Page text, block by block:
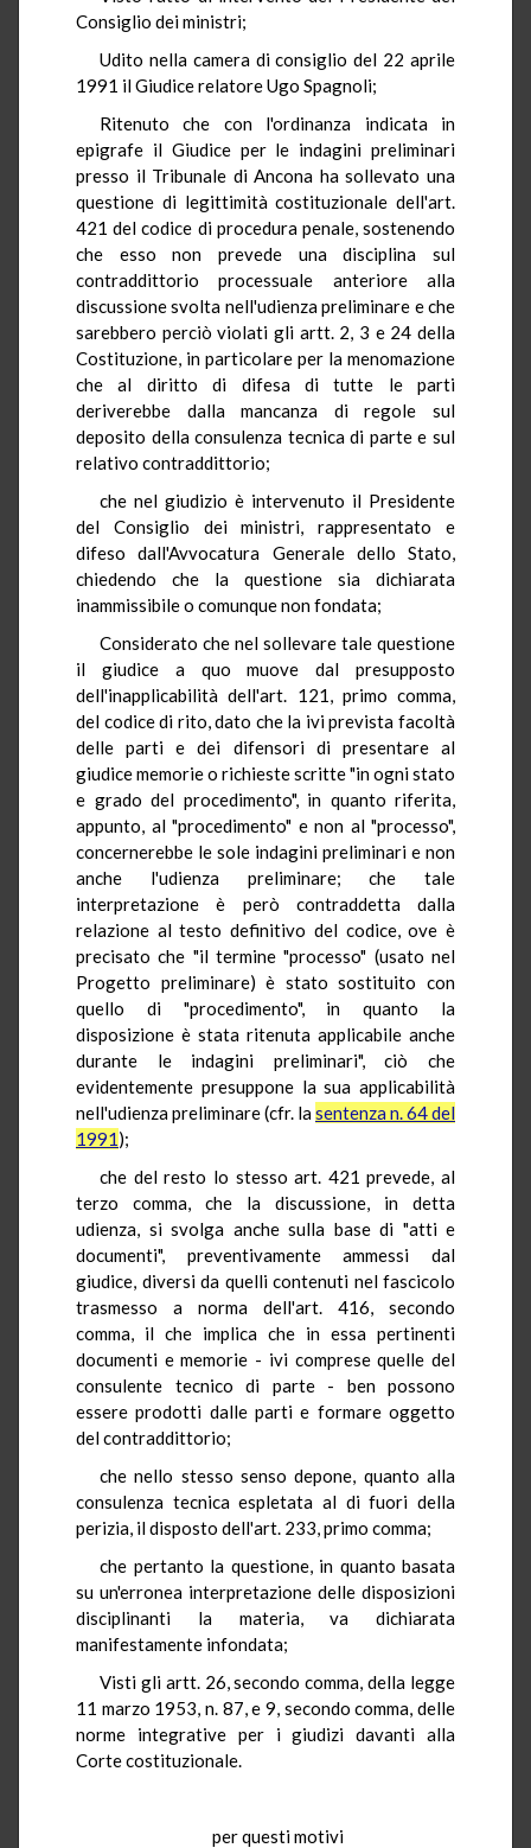
Consiglio dei ministri;
Udito nella camera di consiglio del 22 aprile
1991 il Giudice relatore Ugo Spagnoli;
Ritenuto che con l'ordinanza indicata in
epigrafe il Giudice per le indagini preliminari
presso il Tribunale di Ancona ha sollevato una
questione di legittimità costituzionale dell'art.
421 del codice di procedura penale, sostenendo
che esso non prevede una disciplina sul
contraddittorio processuale anteriore alla
discussione svolta nell'udienza preliminare e che
sarebbero perciò violati gli artt. 2, 3 e 24 della
Costituzione, in particolare per la menomazione
che al diritto di difesa di tutte le parti
deriverebbe dalla mancanza di regole sul
deposito della consulenza tecnica di parte e sul
relativo contraddittorio;
che nel giudizio è intervenuto il Presidente
del Consiglio dei ministri, rappresentato e
difeso dall'Avvocatura Generale dello Stato,
chiedendo che la questione sia dichiarata
inammissibile o comunque non fondata;
Considerato che nel sollevare tale questione
il giudice a quo muove dal presupposto
dell'inapplicabilità dell'art. 121, primo comma,
del codice di rito, dato che la ivi prevista facoltà
delle parti e dei difensori di presentare al
giudice memorie o richieste scritte "in ogni stato
e grado del procedimento", in quanto riferita,
appunto, al "procedimento" e non al "processo",
concernerebbe le sole indagini preliminari e non
anche l'udienza preliminare; che tale
interpretazione è però contraddetta dalla
relazione al testo definitivo del codice, ove è
precisato che "il termine "processo" (usato nel
Progetto preliminare) è stato sostituito con
quello di "procedimento", in quanto la
disposizione è stata ritenuta applicabile anche
durante le indagini preliminari", ciò che
evidentemente presuppone la sua applicabilità
nell'udienza preliminare (cfr. lasentenza n. 64 del
1991);
che del resto lo stesso art. 421 prevede, al
terzo comma, che la discussione, in detta
udienza, si svolga anche sulla base di "atti e
documenti", preventivamente ammessi dal
giudice, diversi da quelli contenuti nel fascicolo
trasmesso a norma dell'art. 416, secondo
comma, il che implica che in essa pertinenti
documenti e memorie - ivi comprese quelle del
consulente tecnico di parte - ben possono
essere prodotti dalle parti e formare oggetto
del contraddittorio;
che nello stesso senso depone, quanto alla
consulenza tecnica espletata al di fuori della
perizia, il disposto dell'art. 233, primo comma;
che pertanto la questione, in quanto basata
su un'erronea interpretazione delle disposizioni
disciplinanti la materia, va dichiarata
manifestamente infondata;
Visti gli artt. 26, secondo comma, della legge
11 marzo 1953, n. 87, e 9, secondo comma, delle
norme integrative per i giudizi davanti alla
Corte costituzionale.
per questi motivi